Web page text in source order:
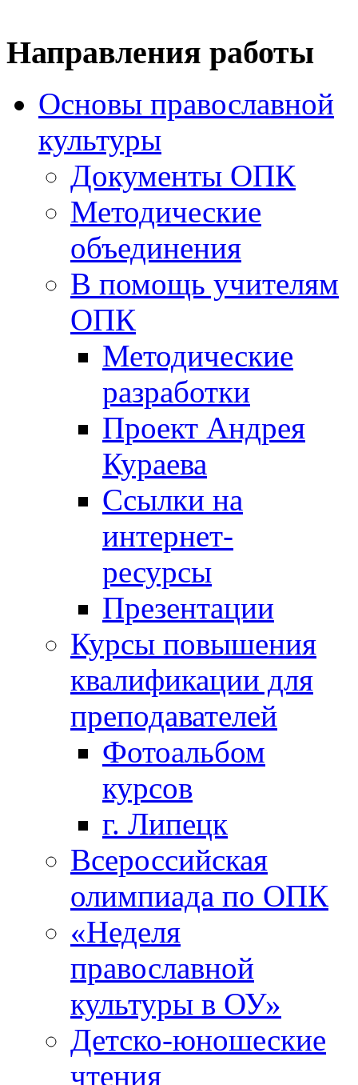
Направления работы
Основы православной
культуры
Документы ОПК
Методические
объединения
В помощь учителям
ОПК
Методические
разработки
Проект Андрея
Кураева
Ссылки на
интернет-
ресурсы
Презентации
Курсы повышения
квалификации для
преподавателей
Фотоальбом
курсов
г. Липецк
Всероссийская
олимпиада по ОПК
«Неделя
православной
культуры в ОУ»
Детско-юношеские
чтения